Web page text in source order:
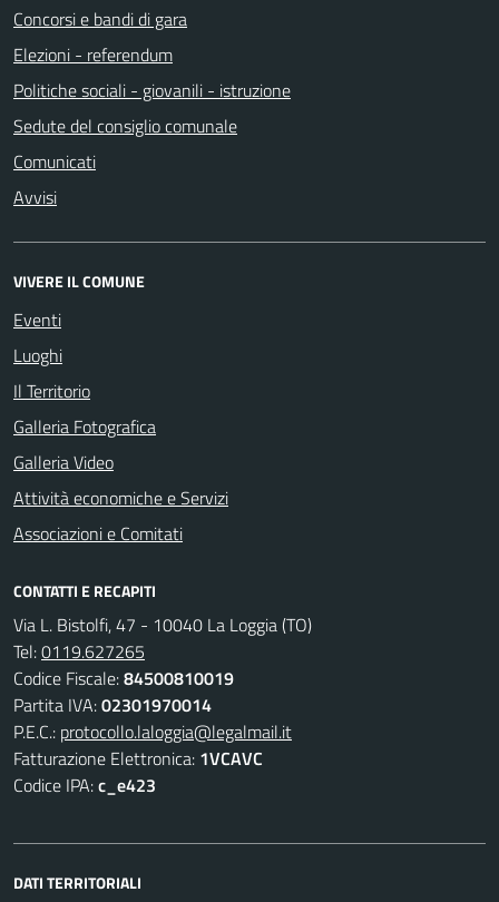
Concorsi e bandi di gara
Elezioni - referendum
Politiche sociali - giovanili - istruzione
Sedute del consiglio comunale
Comunicati
Avvisi
VIVERE IL COMUNE
Eventi
Luoghi
Il Territorio
Galleria Fotografica
Galleria Video
Attività economiche e Servizi
Associazioni e Comitati
CONTATTI E RECAPITI
Via L. Bistolfi, 47 - 10040 La Loggia (TO)
Tel:0119.627265
Codice Fiscale:84500810019
Partita IVA:02301970014
P.E.C.: protocollo.laloggia@legalmail.it
Fatturazione Elettronica: 1VCAVC
Codice IPA:c_e423
DATI TERRITORIALI